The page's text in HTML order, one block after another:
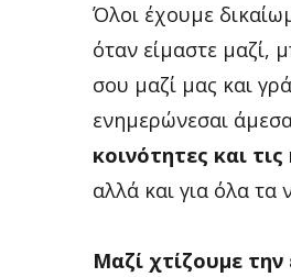
Όλοι έχουμε
όταν είμαστε
σου μαζί μας και
ενημερώνεσαι
κοινότητες και
αλλά και για όλα τα
Μαζί χτίζουμε